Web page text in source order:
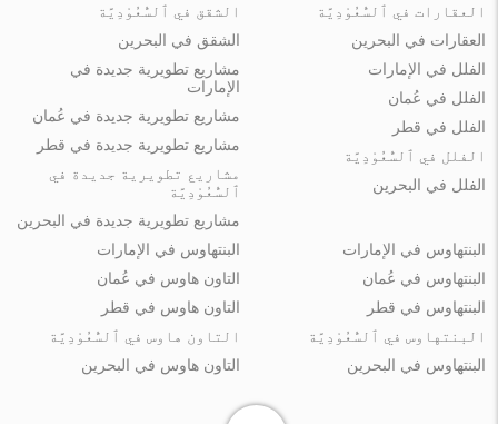
العقارات في ٱلسُّعُوْدِيَّة
العقارات في البحرين
الشقق في ٱلسُّعُوْدِيَّة
الشقق في البحرين
الفلل في الإمارات
الفلل في عُمان
الفلل في قطر
الفلل في ٱلسُّعُوْدِيَّة
الفلل في البحرين
مشاريع تطويرية جديدة في
الإمارات
مشاريع تطويرية جديدة في عُمان
مشاريع تطويرية جديدة في قطر
مشاريع تطويرية جديدة في
ٱلسُّعُوْدِيَّة
مشاريع تطويرية جديدة في البحرين
البنتهاوس في الإمارات
البنتهاوس في عُمان
البنتهاوس في قطر
البنتهاوس في ٱلسُّعُوْدِيَّة
البنتهاوس في البحرين
البنتهاوس في الإمارات
التاون هاوس في عُمان
التاون هاوس في قطر
التاون هاوس في ٱلسُّعُوْدِيَّة
التاون هاوس في البحرين